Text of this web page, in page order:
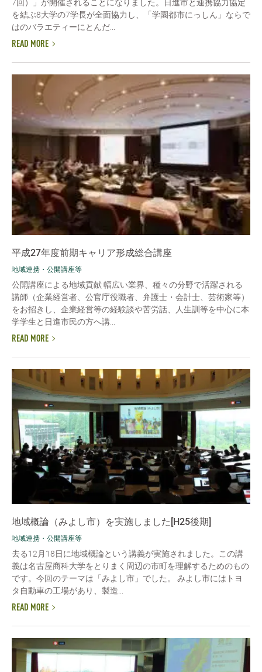
7回）」が開催されることになりました。日進市と連携協力協定
を結ぶ8大学の7学長が全面協力し、「学園都市にっしん」ならで
はのバラエティーにとんだ...
READ MORE
平成27年度前期キャリア形成総合講座
地域連携・公開講座等
公開講座による地域貢献 幅広い業界、種々の分野で活躍される
講師（企業経営者、公官庁役職者、弁護士・会計士、芸術家等）
をお招きし、企業経営等の経験談や苦労話、人生訓等を中心に本
学学生と日進市民の方へ講...
READ MORE
地域概論（みよし市）を実施しました[H25後期]
地域連携・公開講座等
去る12月18日に地域概論という講義が実施されました。この講
義は名古屋商科大学をとりまく周辺の市町を理解するためのもの
です。今回のテーマは「みよし市」でした。 みよし市にはトヨ
タ自動車の工場があり、製造...
READ MORE